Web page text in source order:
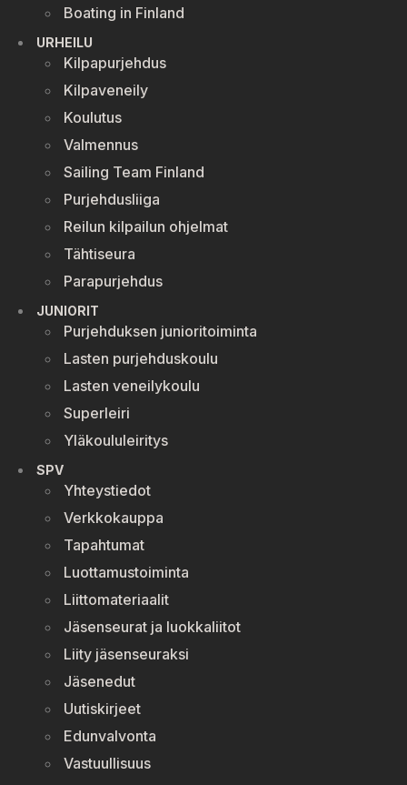
Boating in Finland
URHEILU
Kilpapurjehdus
Kilpaveneily
Koulutus
Valmennus
Sailing Team Finland
Purjehdusliiga
Reilun kilpailun ohjelmat
Tähtiseura
Parapurjehdus
JUNIORIT
Purjehduksen junioritoiminta
Lasten purjehduskoulu
Lasten veneilykoulu
Superleiri
Yläkoululeiritys
SPV
Yhteystiedot
Verkkokauppa
Tapahtumat
Luottamustoiminta
Liittomateriaalit
Jäsenseurat ja luokkaliitot
Liity jäsenseuraksi
Jäsenedut
Uutiskirjeet
Edunvalvonta
Vastuullisuus